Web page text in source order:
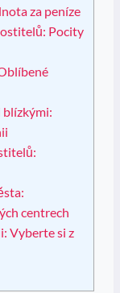
za‌ peníze
Pocity⁤
blízkými:
centrech
Vyberte si z